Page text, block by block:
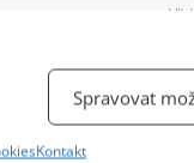
Spravovat
Kontakt